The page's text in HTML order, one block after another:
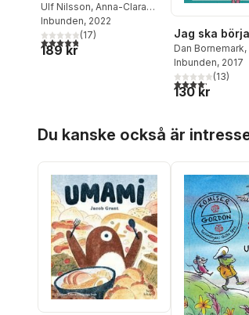
Ulf Nilsson, Anna-Clara
Tidholm
Inbunden, 2022
4,8utav 5 stjärnor. Totalt antal röster:
(17)
189 kr
Jag ska
Dan Bornemark,
Bornemark,
Helen Dahlbäck
Hallberg
Hahn,Mårten
Jesús Verona,
Widlund,Carin
Inbunden, 2017
4,2utav 5(13)
130 kr
Du kanske också är